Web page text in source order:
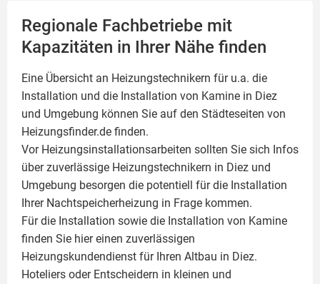
Regionale Fachbetriebe mit
Kapazitäten in Ihrer Nähe finden
Eine Übersicht an Heizungstechnikern für u.a. die
Installation und die Installation von Kamine in Diez
und Umgebung können Sie auf den Städteseiten von
Heizungsfinder.de finden.
Vor Heizungsinstallationsarbeiten sollten Sie sich Infos
über zuverlässige Heizungstechnikern in Diez und
Umgebung besorgen die potentiell für die Installation
Ihrer Nachtspeicherheizung in Frage kommen.
Für die Installation sowie die Installation von Kamine
finden Sie hier einen zuverlässigen
Heizungskundendienst für Ihren Altbau in Diez.
Hoteliers oder Entscheidern in kleinen und